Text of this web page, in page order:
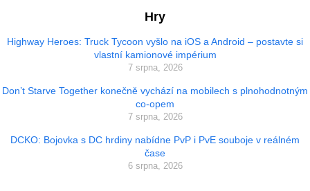
Hry
Highway Heroes: Truck Tycoon vyšlo na iOS a Android – postavte si
vlastní kamionové impérium
7 srpna, 2026
Don’t Starve Together konečně vychází na mobilech s plnohodnotným
co-opem
7 srpna, 2026
DCKO: Bojovka s DC hrdiny nabídne PvP i PvE souboje v reálném
čase
6 srpna, 2026